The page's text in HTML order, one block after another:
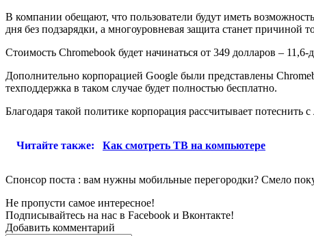
В компании обещают, что пользователи будут иметь
дня без подзарядки, а многоуровневая защита станет
Стоимость Chromebook будет начинаться от 349 долларов –
Дополнительно корпорацией Google были представлены
техподдержка в таком случае будет полностью бесплатно.
Благодаря такой политике корпорация рассчитывает
Читайте также: Как смотреть ТВ на компьютере
Спонсор поста : вам нужны мобильные перегородки? Смело
Не пропусти самое интересное!
Подписывайтесь на нас в Facebook и Вконтакте!
Добавить комментарий